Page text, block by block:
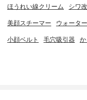
ほうれい線クリーム シワ
美顔スチーマー ウォータ
小顔ベルト 毛穴吸引器 か